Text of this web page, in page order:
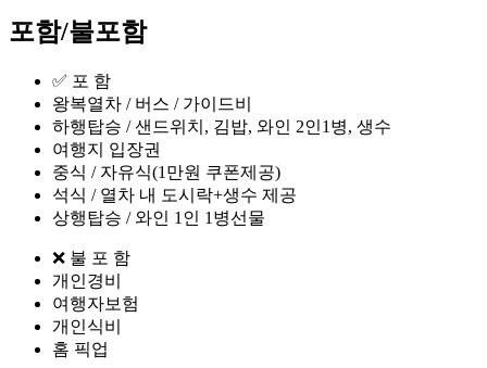
포함/불포함
✅ 포 함ㅤㅤㅤㅤㅤㅤㅤㅤㅤㅤㅤㅤㅤㅤㅤ
왕복열차 / 버스 / 가이드비
하행탑승 / 샌드위치, 김밥, 와인 2인1병, 생수
여행지 입장권
중식 / 자유식(1만원 쿠폰제공)
석식 / 열차 내 도시락+생수 제공
상행탑승 / 와인 1인 1병선물
❌ 불 포 함
개인경비
여행자보험
개인식비
홈 픽업